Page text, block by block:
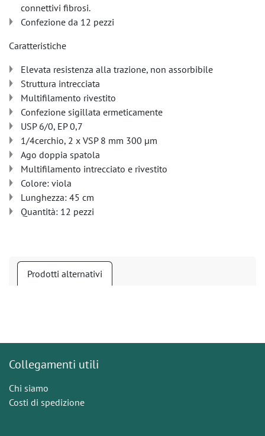
connettivi fibrosi.
Confezione da 12 pezzi
Caratteristiche
Elevata resistenza alla trazione, non assorbibile
Struttura intrecciata
Multifilamento rivestito
Confezione sigillata ermeticamente
USP 6/0, EP 0,7
1/4cerchio, 2 x VSP 8 mm 300 µm
Ago doppia spatola
Multifilamento intrecciato e rivestito
Colore: viola
Lunghezza: 45 cm
Quantità: 12 pezzi
Prodotti alternativi
Collegamenti utili
Chi siamo
Costi di spedizione